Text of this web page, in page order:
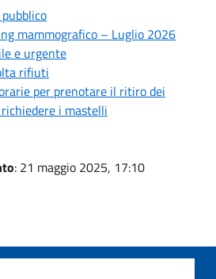
mammografico – Luglio 2026
e urgente
rifiuti
per prenotare il ritiro dei
i mastelli
: 21 maggio 2025, 17:10